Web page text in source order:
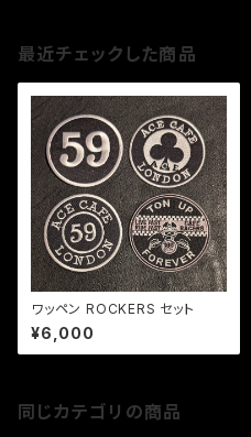
最近チェックした商品
ワッペン ROCKERS セット
¥6,000
同じカテゴリの商品